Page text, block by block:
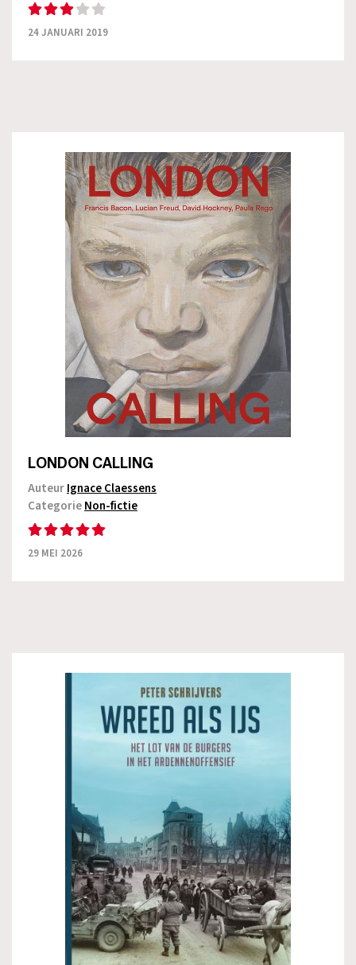
24 JANUARI 2019
LONDON CALLING
AuteurIgnace Claessens
CategorieNon-fictie
29 MEI 2026